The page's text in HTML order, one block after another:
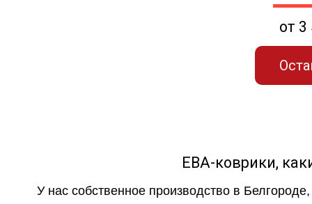
от 3
ЕВА-коврики,
У нас собственное производство в